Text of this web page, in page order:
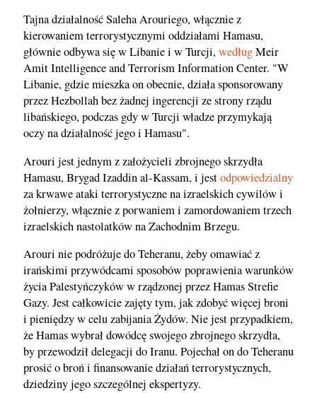
Tajna działalność Saleha Arouriego, włącznie z
kierowaniem terrorystycznymi oddziałami Hamasu,
głównie odbywa się w Libanie i w Turcji,wedługMeir
Amit Intelligence and Terrorism Information Center. "W
Libanie, gdzie mieszka on obecnie, działa sponsorowany
przez Hezbollah bez żadnej ingerencji ze strony rządu
libańskiego, podczas gdy w Turcji władze przymykają
oczy na działalność jego i Hamasu".
Arouri jest jednym z założycieli zbrojnego skrzydła
Hamasu, Brygad Izaddin al-Kassam, i jestodpowiedzialny
za krwawe ataki terrorystyczne na izraelskich cywilów i
żołnierzy, włącznie z porwaniem i zamordowaniem trzech
izraelskich nastolatków na Zachodnim Brzegu.
Arouri nie podróżuje do Teheranu, żeby omawiać z
irańskimi przywódcami sposobów poprawienia warunków
życia Palestyńczyków w rządzonej przez Hamas Strefie
Gazy. Jest całkowicie zajęty tym, jak zdobyć więcej broni
i pieniędzy w celu zabijania Żydów. Nie jest przypadkiem,
że Hamas wybrał dowódcę swojego zbrojnego skrzydła,
by przewodził delegacji do Iranu. Pojechał on do Teheranu
prosić o broń i finansowanie działań terrorystycznych,
dziedziny jego szczególnej ekspertyzy.